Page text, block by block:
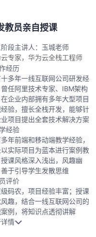
教员亲自授课
段主讲人：玉城老师
专家，华为云全栈工程师
经历
多年一线互联网公司研发经
任阿里技术专家、IBM架构
企业内部拥有多年大型项目
验，擅长全栈开发，能够针
项目提出全套技术解决方案
经验
年前端和移动端教学经验，
实际项目为蓝本进行案例教
课风格深入浅出，风趣幽
于引导学生发散思维
评价
码农，项目经验丰富；授课
趣，结合一线互联网公司的
例，将知识点透彻讲解
情